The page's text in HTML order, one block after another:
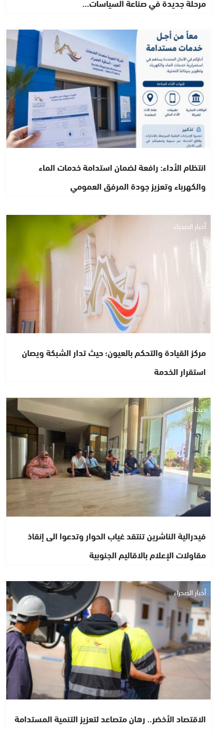
أخبار الصحراء
انتظام الأداء: رافعة لضمان استدامة خدمات الماء
والكهرباء وتعزيز جودة المرفق العمومي
أخبار الصحراء
مركز القيادة والتحكم بالعيون؛ حيث تدار الشبكة ويصان
استقرار الخدمة
صحافة
فيدرالية الناشرين تنتقد غياب الحوار وتدعوا الى إنقاذ
مقاولات الإعلام بالاقاليم الجنوبية
أخبار الصحراء
الاقتصاد الأخضر.. رهان متصاعد لتعزيز التنمية المستدامة